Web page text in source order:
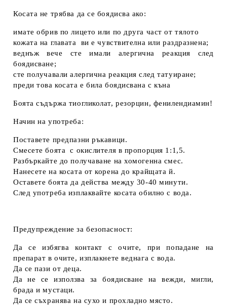
Косата не трябва да се боядисва ако:
имате обрив по лицето или по друга част от тялото
кожата на главата ви е чувствителна или раздразнена;
веднъж вече сте имали алергична реакция след
боядисване;
сте получавали алергична реакция след татуиране;
преди това косата е била боядисвана с къна
Боята съдържа тиогликолат, резорцин, фенилендиамин!
Начин на употреба:
Поставете предпазни ръкавици.
Смесете боята с окислителя в пропорция 1:1,5.
Разбъркайте до получаване на хомогенна смес.
Нанесете на косата от корена до крайщата й.
Оставете боята да действа между 30-40 минути.
След употреба изплаквайте косата обилно с вода.
Предупреждение за безопасност:
Да се избягва контакт с очите, при попадане на
препарат в очите, изплакнете веднага с вода.
Да се пази от деца.
Да не се използва за боядисване на вежди, мигли,
брада и мустаци.
Да се съхранява на сухо и прохладно място.